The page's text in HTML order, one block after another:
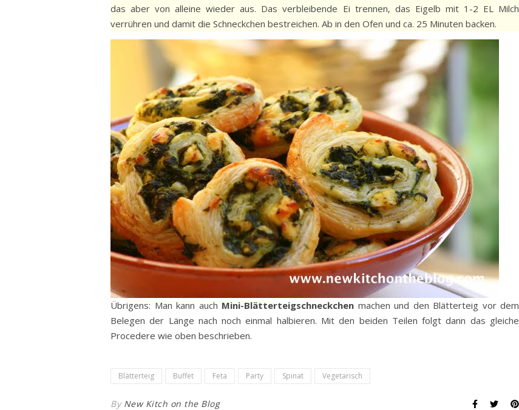
das aber von alleine wieder aus. Das verbleibende Ei trennen, das Eigelb mit 1-2 EL Milch
verrühren und damit die Schneckchen bestreichen. Ab in den Ofen und ca. 25 Minuten backen.
Übrigens: Man kann auch Mini-Blätterteigschneckchen machen und den Blätterteig vor dem
Belegen der Länge nach noch einmal halbieren. Mit den beiden Teilen folgt dann das gleiche
Procedere wie oben beschrieben.
Blätterteig Buffet Feta Party Spinat Vegetarisch
By New Kitch on the Blog